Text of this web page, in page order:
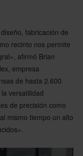
fabricación de
recinto nos permite
afirmó Brian
empresa
de hasta 2.600
versatilidad
de precisión como
mismo tiempo un alto